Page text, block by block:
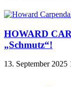
HOWARD
„Schmutz“!
13. September 2025